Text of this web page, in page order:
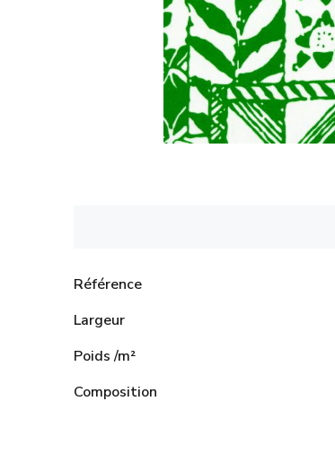
Référence
Largeur
Poids /m²
Composition